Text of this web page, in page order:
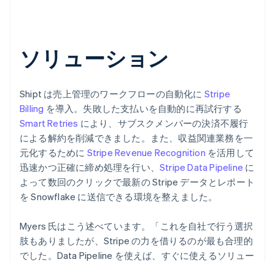
ソリューション
Shipt は売上管理のワークフローの自動化に Stripe
Billing を導入。失敗した支払いを自動的に再試行する
Smart Retries により、サブスクメンバーの決済不履行
による解約を削減できました。また、収益関連業務を一
元化するために Stripe Revenue Recognition を活用して
迅速かつ正確に締め処理を行い、 Stripe Data Pipeline に
よって数回のクリックで最新の Stripe データとレポート
を Snowflake に送信できる環境を整えました。
Myers 氏はこう述べています。「これを自社で行う選択
肢もありましたが、Stripe の力を借りるのが最も合理的
でした。Data Pipeline を使えば、すぐに使えるソリュー